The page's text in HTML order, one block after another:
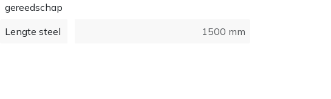
gereedschap
Lengte steel 1500 mm